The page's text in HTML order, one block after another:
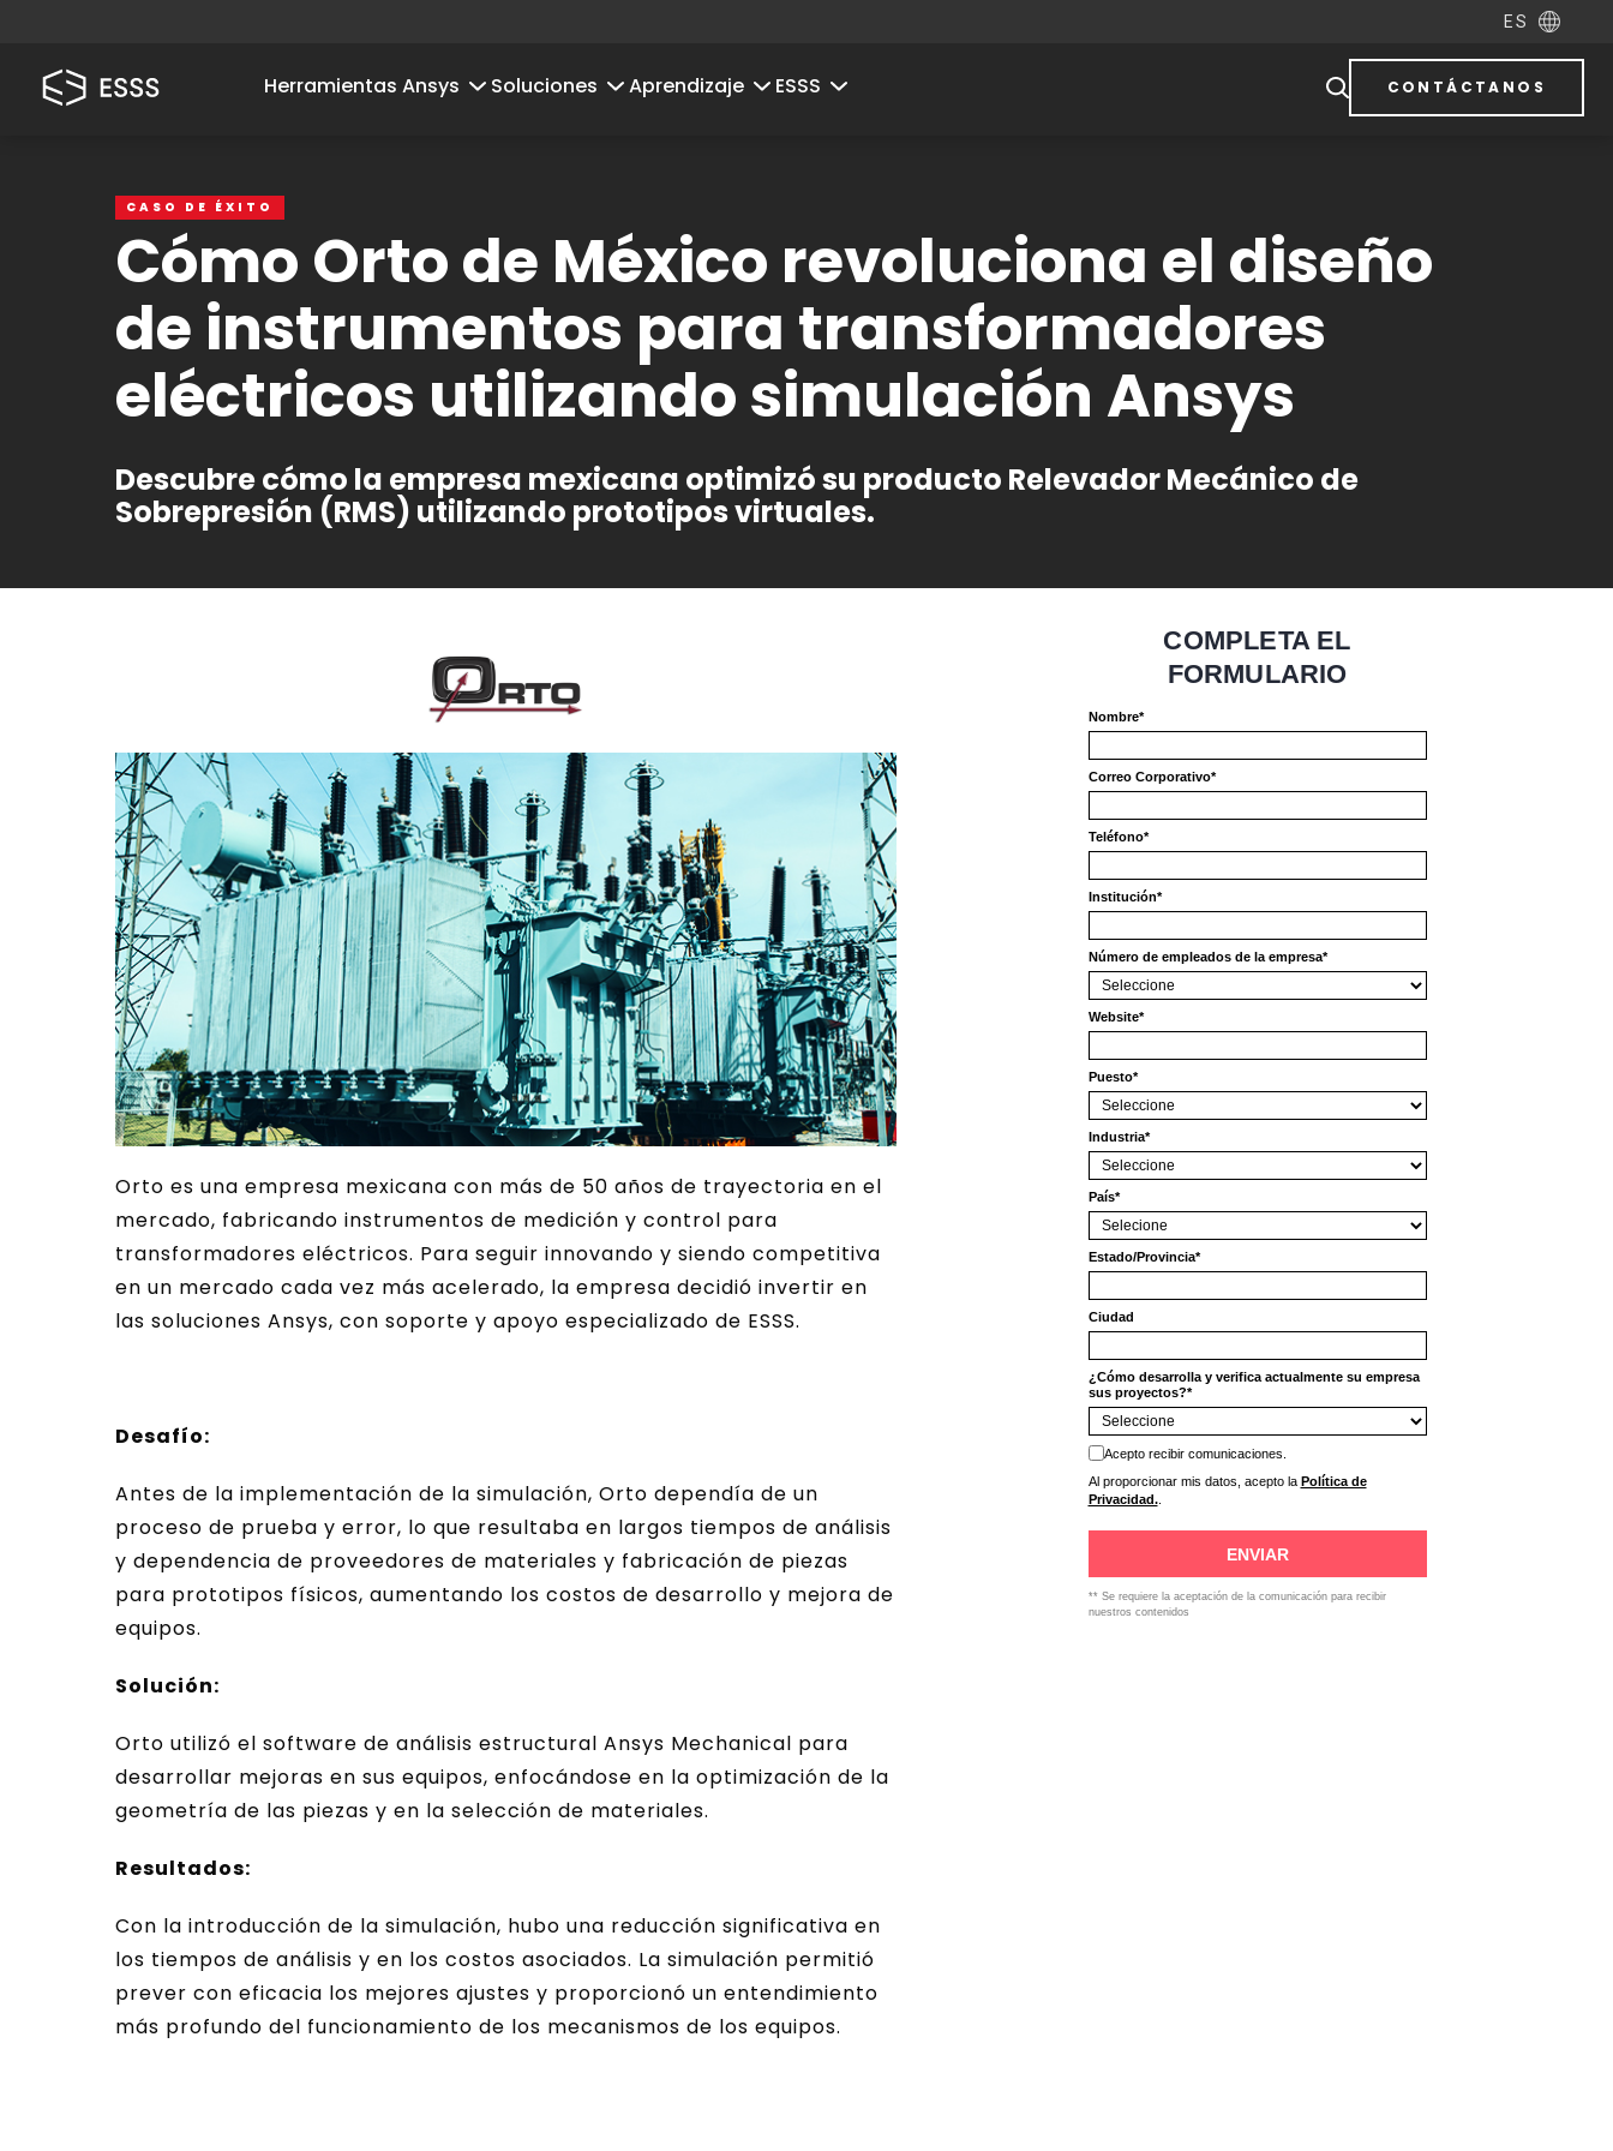
ES
Herramientas Ansys Soluciones Aprendizaje ESSS CONTÁCTANOS
CASO DE ÉXITO
Cómo Orto de México revoluciona el diseño
de instrumentos para transformadores
eléctricos utilizando simulación Ansys
Descubre cómo la empresa mexicana optimizó su producto Relevador Mecánico de
Sobrepresión (RMS) utilizando prototipos virtuales.
Orto es una empresa mexicana con más de 50 años de trayectoria en el
mercado, fabricando instrumentos de medición y control para
transformadores eléctricos. Para seguir innovando y siendo competitiva
en un mercado cada vez más acelerado, la empresa decidió invertir en
las soluciones Ansys, con soporte y apoyo especializado de ESSS.
Desafío:
Antes de la implementación de la simulación, Orto dependía de un
proceso de prueba y error, lo que resultaba en largos tiempos de análisis
y dependencia de proveedores de materiales y fabricación de piezas
para prototipos físicos, aumentando los costos de desarrollo y mejora de
equipos.
Solución:
Orto utilizó el software de análisis estructural Ansys Mechanical para
desarrollar mejoras en sus equipos, enfocándose en la optimización de la
geometría de las piezas y en la selección de materiales.
Resultados:
Con la introducción de la simulación, hubo una reducción significativa en
los tiempos de análisis y en los costos asociados. La simulación permitió
prever con eficacia los mejores ajustes y proporcionó un entendimiento
más profundo del funcionamiento de los mecanismos de los equipos.